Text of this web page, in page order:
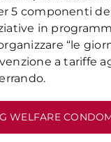
5 componenti
in
“le
a tariffe
WELFARE